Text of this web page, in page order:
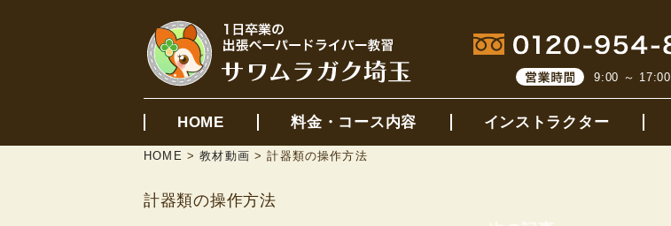
9:00 ～ 17:00
HOME 料金・コース内容 インストラクター
HOME >教材動画 >計器類の操作方法
計器類の操作方法